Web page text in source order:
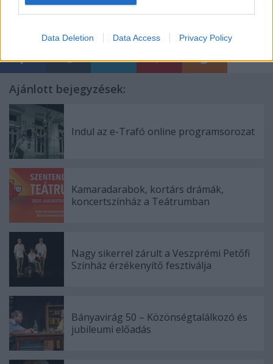
Data Deletion Data Access Privacy Policy
Ajánlott bejegyzések:
Indul az e-Trafó online programsorozat
Kamaradarabok, kortárs drámák,
koncertszínház a Teátrumban
Nagy sikerrel zárult a Veszprémi Petőfi
Színház érzékenyítő fesztiválja
Bányavirág 50 – Közönségtalálkozó és
jubileumi előadás